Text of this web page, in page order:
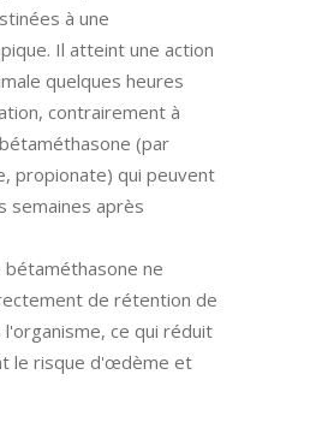
à une
Il atteint une action
quelques heures
contrairement à
(par
propionate) qui peuvent
semaines après
ne
de rétention de
ce qui réduit
le risque d'œdème et